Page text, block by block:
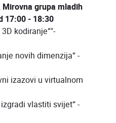
grupa mladih
17:00 - 18:30
kodiranje“"-
novih dimenzija“ -
izazovi u virtualnom
vlastiti svijet“ -